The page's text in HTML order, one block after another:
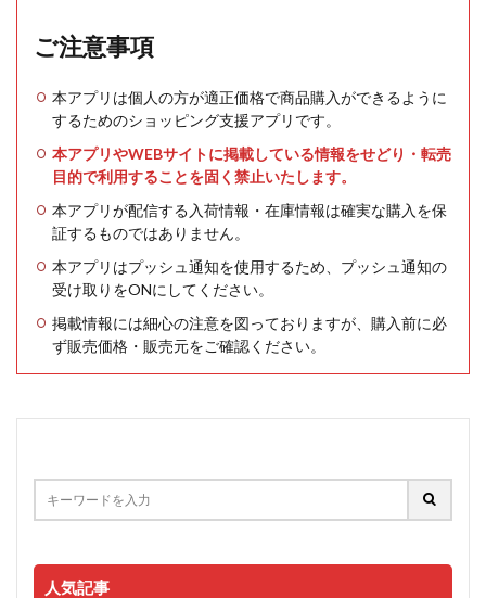
ご注意事項
本アプリは個人の方が適正価格で商品購入ができるように
するためのショッピング支援アプリです。
本アプリやWEBサイトに掲載している情報をせどり・転売
目的で利用することを固く禁止いたします。
本アプリが配信する入荷情報・在庫情報は確実な購入を保
証するものではありません。
本アプリはプッシュ通知を使用するため、プッシュ通知の
受け取りをONにしてください。
掲載情報には細心の注意を図っておりますが、購入前に必
ず販売価格・販売元をご確認ください。
人気記事